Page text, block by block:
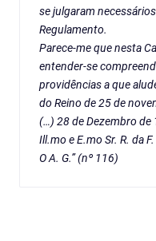
se julgaram
Regulamento.
Parece-me que nesta
entender-se
providências a que
do Reino de 25 de
(…) 28 de Dezembro de
Ill.mo e E.mo Sr. R. da
O A. G.” (nº 116)